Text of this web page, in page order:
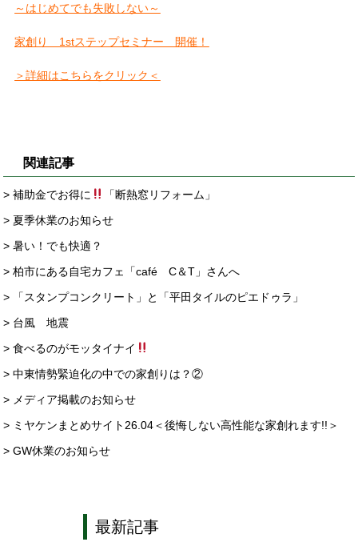
～はじめてでも失敗しない～
家創り 1stステップセミナー 開催！
＞詳細はこちらをクリック＜
関連記事
> 補助金でお得に
「断熱窓リフォーム」
> 夏季休業のお知らせ
> 暑い！でも快適？
> 柏市にある自宅カフェ「café C＆T」さんへ
> 「スタンプコンクリート」と「平田タイルのピエドゥラ」
> 台風 地震
> 食べるのがモッタイナイ
> 中東情勢緊迫化の中での家創りは？②
> メディア掲載のお知らせ
> ミヤケンまとめサイト26.04＜後悔しない高性能な家創れます!!＞
> GW休業のお知らせ
最新記事